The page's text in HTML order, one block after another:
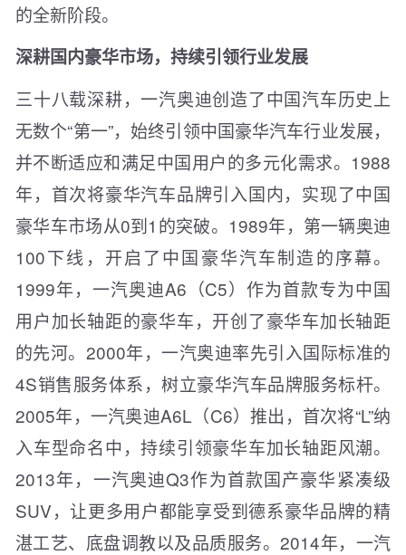
的全新阶段。
深耕国内豪华市场，持续引领行业发展
三十八载深耕，一汽奥迪创造了中国汽车历史上
无数个“第一”，始终引领中国豪华汽车行业发展，
并不断适应和满足中国用户的多元化需求。1988
年，首次将豪华汽车品牌引入国内，实现了中国
豪华车市场从0到1的突破。1989年，第一辆奥迪
100下线，开启了中国豪华汽车制造的序幕。
1999年，一汽奥迪A6（C5）作为首款专为中国
用户加长轴距的豪华车，开创了豪华车加长轴距
的先河。2000年，一汽奥迪率先引入国际标准的
4S销售服务体系，树立豪华汽车品牌服务标杆。
2005年，一汽奥迪A6L（C6）推出，首次将“L”纳
入车型命名中，持续引领豪华车加长轴距风潮。
2013年，一汽奥迪Q3作为首款国产豪华紧凑级
SUV，让更多用户都能享受到德系豪华品牌的精
湛工艺、底盘调教以及品质服务。2014年，一汽